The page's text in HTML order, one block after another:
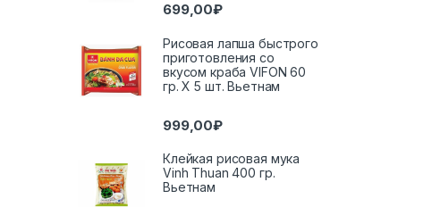
699,00₽
Рисовая лапша быстрого
приготовления со
вкусом краба VIFON 60
гр. Х 5 шт. Вьетнам
999,00₽
Клейкая рисовая мука
Vinh Thuan 400 гр.
Вьетнам